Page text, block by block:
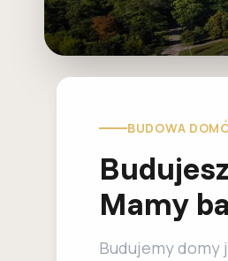
BUDOWA
Mamy
Budujemy domy